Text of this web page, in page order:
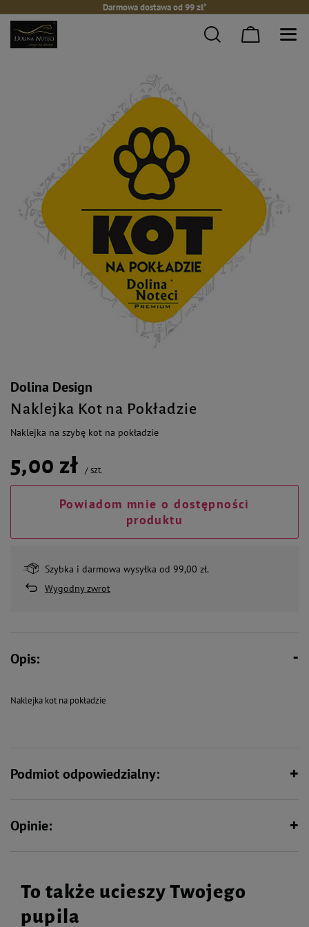
Darmowa dostawa od 99 zł*
Dolina Design
Naklejka Kot na Pokładzie
Naklejka na szybę kot na pokładzie
5,00 zł /szt.
Powiadom mnie o dostępności
produktu
Szybka i darmowa wysyłka od 99,00 zł.
Wygodny zwrot
Opis:
Naklejka kot na pokładzie
Podmiot odpowiedzialny:
Opinie:
To także ucieszy Twojego
pupila